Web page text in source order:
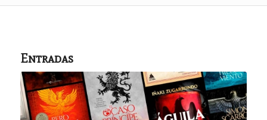
Entradas